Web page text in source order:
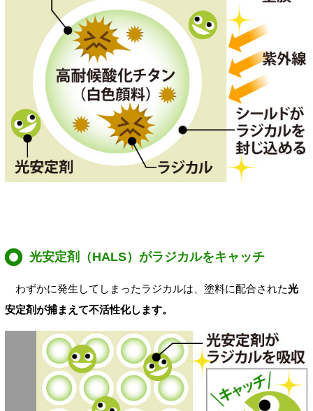
光安定剤（HALS）がラジカルをキャッチ
わずかに発生してしまったラジカルは、塗料に配合された光
安定剤が捕まえて不活性化します。